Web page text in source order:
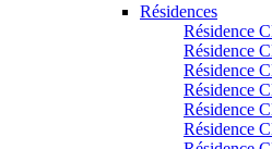
Résidences
Résidence
Résidence
Résidence
Résidence
Résidence
Résidence